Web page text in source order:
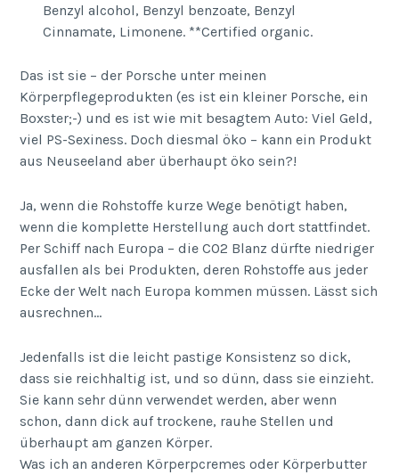
Benzyl alcohol, Benzyl benzoate, Benzyl
Cinnamate, Limonene. **Certified organic.
Das ist sie – der Porsche unter meinen
Körperpflegeprodukten (es ist ein kleiner Porsche, ein
Boxster;-) und es ist wie mit besagtem Auto: Viel Geld,
viel PS-Sexiness. Doch diesmal öko – kann ein Produkt
aus Neuseeland aber überhaupt öko sein?!
Ja, wenn die Rohstoffe kurze Wege benötigt haben,
wenn die komplette Herstellung auch dort stattfindet.
Per Schiff nach Europa – die CO2 Blanz dürfte niedriger
ausfallen als bei Produkten, deren Rohstoffe aus jeder
Ecke der Welt nach Europa kommen müssen. Lässt sich
ausrechnen…
Jedenfalls ist die leicht pastige Konsistenz so dick,
dass sie reichhaltig ist, und so dünn, dass sie einzieht.
Sie kann sehr dünn verwendet werden, aber wenn
schon, dann dick auf trockene, rauhe Stellen und
überhaupt am ganzen Körper.
Was ich an anderen Körperpcremes oder Körperbutter